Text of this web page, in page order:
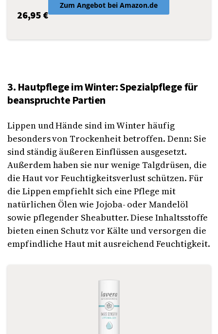
26,95 €
Zum Angebot bei Amazon.de
3. Hautpflege im Winter: Spezialpflege für
beanspruchte Partien
Lippen und Hände sind im Winter häufig
besonders von Trockenheit betroffen. Denn: Sie
sind ständig äußeren Einflüssen ausgesetzt.
Außerdem haben sie nur wenige Talgdrüsen, die
die Haut vor Feuchtigkeitsverlust schützen. Für
die Lippen empfiehlt sich eine Pflege mit
natürlichen Ölen wie Jojoba- oder Mandelöl
sowie pflegender Sheabutter. Diese Inhaltsstoffe
bieten einen Schutz vor Kälte und versorgen die
empfindliche Haut mit ausreichend Feuchtigkeit.